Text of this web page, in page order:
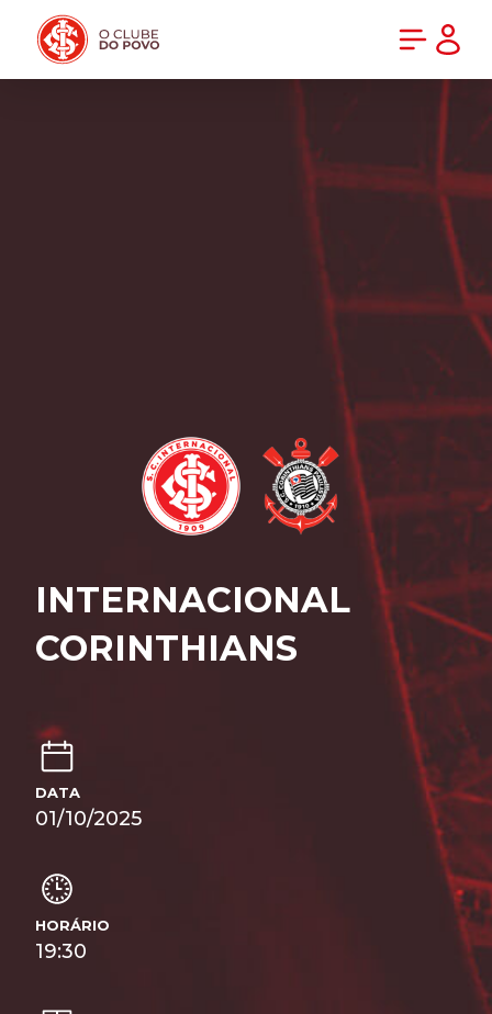
INTERNACIONAL
CORINTHIANS
DATA
01/10/2025
HORÁRIO
19:30